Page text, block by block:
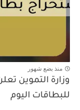
منذ بضع شهور
للبطاقات اليوم